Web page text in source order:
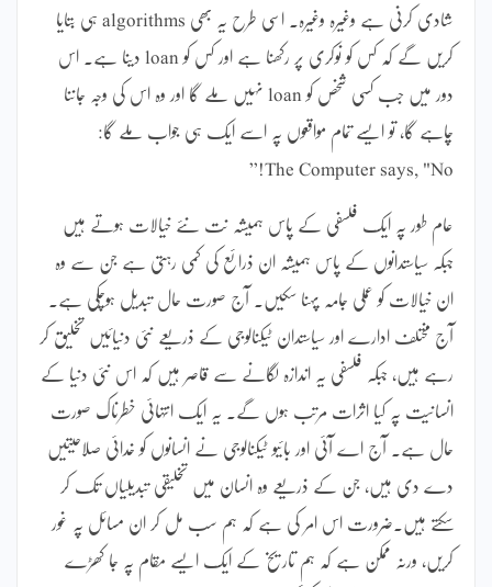
شادی کرنی ہے وغیرہ وغیرہ۔ اسی طرح یہ بھی algorithms ہی بتایا
کریں گے کہ کس کو نوکری پر رکھنا ہے اور کس کو loan دینا ہے۔ اس
دور میں جب کسی شخص کو loan نہیں ملے گا اور وہ اس کی وجہ جاننا
چاہے گا، تو ایسے تمام مواقعوں پہ اسے ایک ہی جواب ملے گا:
The Computer says, "No!”
عام طور پہ ایک فلسفی کے پاس ہمیشہ نت نئے خیالات ہوتے ہیں
جبکہ سیاستدانوں کے پاس ہمیشہ ان ذرائع کی کمی رہتی ہے جن سے وہ
ان خیالات کو عملی جامہ پہنا سکیں۔ آج صورت حال تبدیل ہوچکی ہے۔
آج مختلف ادارے اور سیاستدان ٹیکنالوجی کے ذریعے نئی دنیائیں تخلیق کر
رہے ہیں، جبکہ فلسفی یہ اندازہ لگانے سے قاصر ہیں کہ اس نئی دنیا کے
انسانیت پہ کیا اثرات مرتب ہوں گے۔ یہ ایک انتہائی خطرناک صورت
حال ہے۔ آج اے آئی اور بائیو ٹیکنالوجی نے انسانوں کو خدائی صلاحیتیں
دے دی ہیں، جن کے ذریعے وہ انسان میں تخلیقی تبدیلیاں تک کر
سکتے ہیں۔ضرورت اس امر کی ہے کہ ہم سب مل کر ان مسائل پہ غور
کریں، ورنہ ممکن ہے کہ ہم تاریخ کے ایک ایسے مقام پہ جا کھڑے